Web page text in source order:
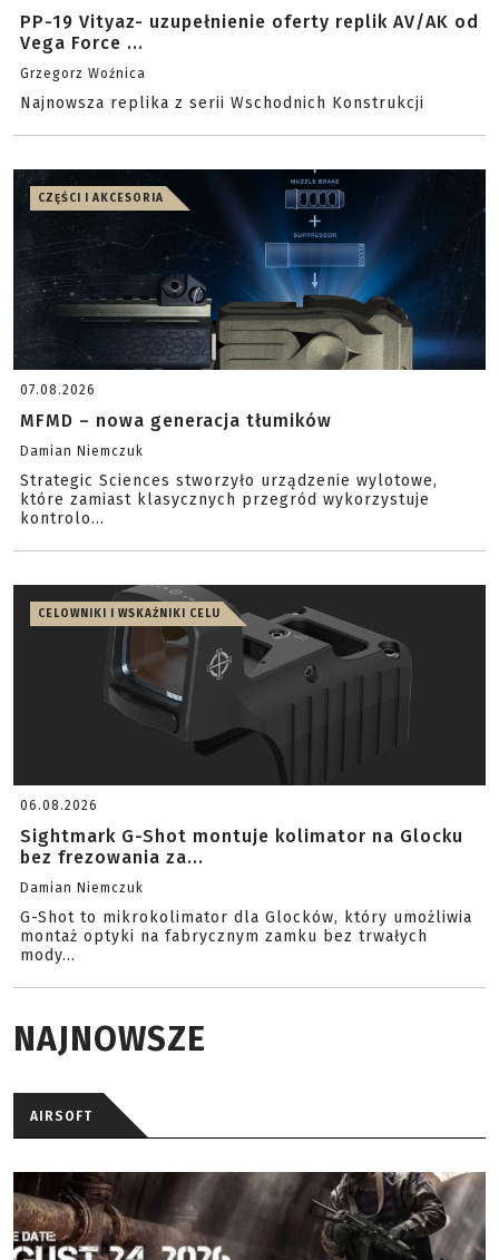
PP-19 Vityaz- uzupełnienie oferty replik AV/AK od
Vega Force ...
Grzegorz Woźnica
Najnowsza replika z serii Wschodnich Konstrukcji
CZĘŚCI I AKCESORIA
07.08.2026
MFMD – nowa generacja tłumików
Damian Niemczuk
Strategic Sciences stworzyło urządzenie wylotowe,
które zamiast klasycznych przegród wykorzystuje
kontrolo...
CELOWNIKI I WSKAŹNIKI CELU
06.08.2026
Sightmark G-Shot montuje kolimator na Glocku
bez frezowania za...
Damian Niemczuk
G-Shot to mikrokolimator dla Glocków, który umożliwia
montaż optyki na fabrycznym zamku bez trwałych
mody...
NAJNOWSZE
AIRSOFT